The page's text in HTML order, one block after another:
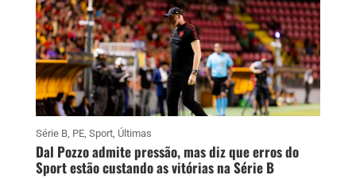
Série B, PE, Sport, Últimas
Dal Pozzo admite pressão, mas diz que erros do
Sport estão custando as vitórias na Série B